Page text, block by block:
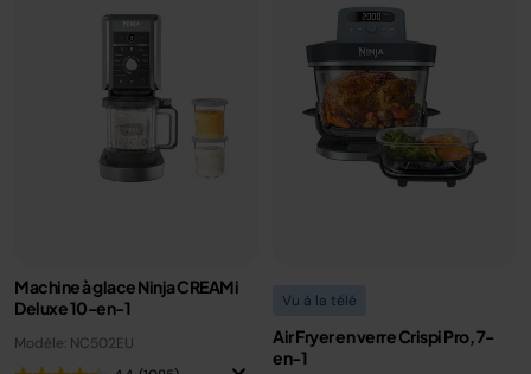
Machine à glace Ninja CREAMi
Deluxe 10-en-1
Modèle: NC502EU
Vu à la télé
Air Fryer en verre Crispi Pro, 7-
en-1